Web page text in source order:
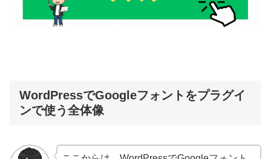
WordPressでGoogleフォントをプラグイ
ンで使う全体像